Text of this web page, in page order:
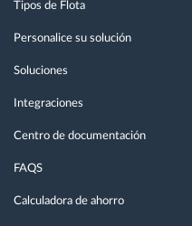
Tipos de Flota
Personalice su solución
Soluciones
Integraciones
Centro de documentación
FAQS
Calculadora de ahorro